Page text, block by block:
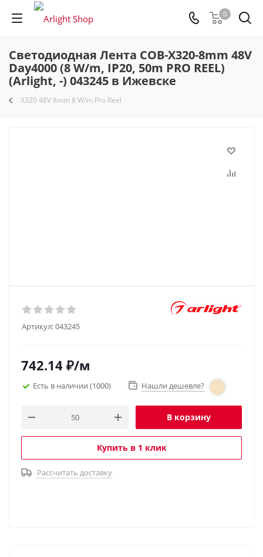
0
Светодиодная Лента COB-X320-8mm 48V
Day4000 (8 W/m, IP20, 50m PRO REEL)
(Arlight, -) 043245 в Ижевске
X320 48V 8mm 8 W/m Pro Reel
Артикул:043245
742.14 ₽/м
Есть в наличии (1000) Нашли дешевле?
В корзину
Купить в 1 клик
Рассчитать доставку